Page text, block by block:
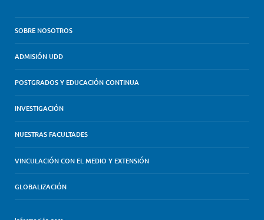
SOBRE NOSOTROS
ADMISIÓN UDD
POSTGRADOS Y EDUCACIÓN CONTINUA
INVESTIGACIÓN
NUESTRAS FACULTADES
VINCULACIÓN CON EL MEDIO Y EXTENSIÓN
GLOBALIZACIÓN